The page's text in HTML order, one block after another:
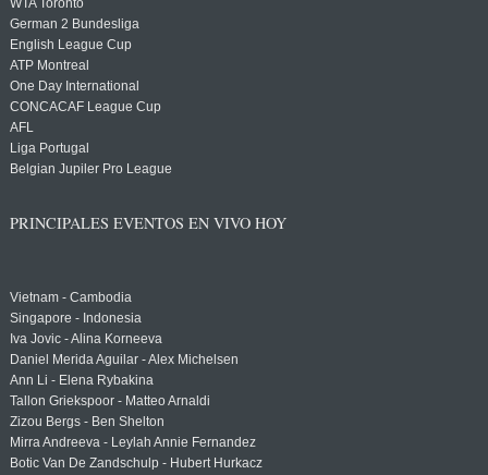
WTA Toronto
German 2 Bundesliga
English League Cup
ATP Montreal
One Day International
CONCACAF League Cup
AFL
Liga Portugal
Belgian Jupiler Pro League
PRINCIPALES EVENTOS EN VIVO HOY
Vietnam - Cambodia
Singapore - Indonesia
Iva Jovic - Alina Korneeva
Daniel Merida Aguilar - Alex Michelsen
Ann Li - Elena Rybakina
Tallon Griekspoor - Matteo Arnaldi
Zizou Bergs - Ben Shelton
Mirra Andreeva - Leylah Annie Fernandez
Botic Van De Zandschulp - Hubert Hurkacz